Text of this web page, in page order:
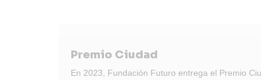
Premio Ciudad
En 2023, Fundación Futuro entrega el Premio